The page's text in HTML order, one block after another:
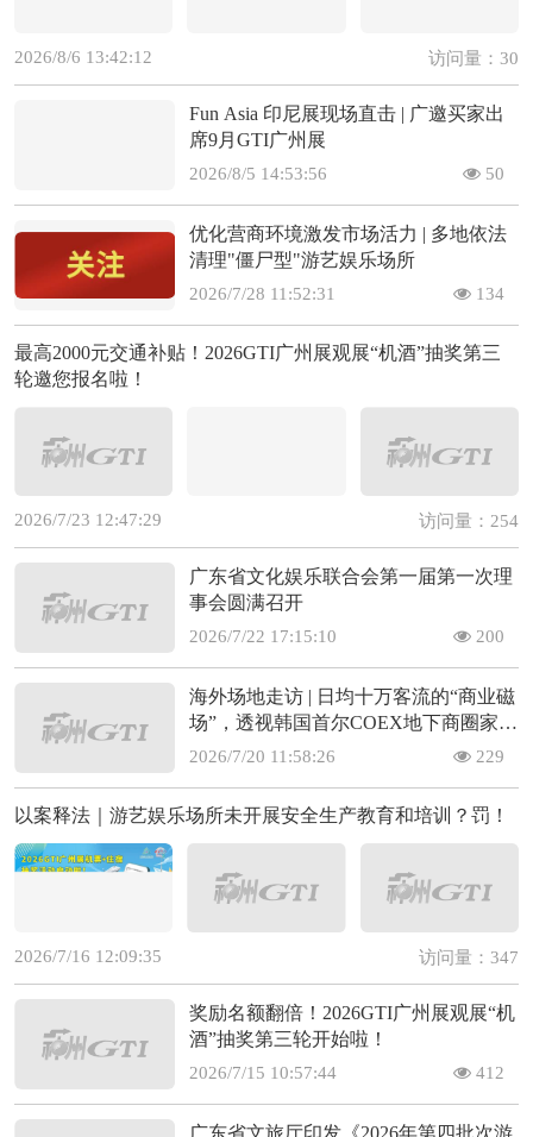
2026/8/6 13:42:12 访问量：30
Fun Asia 印尼展现场直击 | 广邀买家出
席9月GTI广州展
2026/8/5 14:53:56 50
优化营商环境激发市场活力 | 多地依法
清理"僵尸型"游艺娱乐场所
2026/7/28 11:52:31 134
最高2000元交通补贴！2026GTI广州展观展“机酒”抽奖第三
轮邀您报名啦！
2026/7/23 12:47:29 访问量：254
广东省文化娱乐联合会第一届第一次理
事会圆满召开
2026/7/22 17:15:10 200
海外场地走访 | 日均十万客流的“商业磁
场”，透视韩国首尔COEX地下商圈家庭
娱乐的场景变现闭环(上)
2026/7/20 11:58:26 229
以案释法｜游艺娱乐场所未开展安全生产教育和培训？罚！
2026/7/16 12:09:35 访问量：347
奖励名额翻倍！2026GTI广州展观展“机
酒”抽奖第三轮开始啦！
2026/7/15 10:57:44 412
广东省文旅厅印发《2026年第四批次游